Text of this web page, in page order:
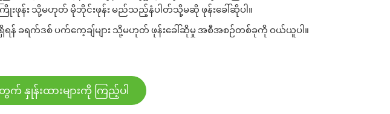
ြိုးဖုန်း သို့မဟုတ် မိုဘိုင်းဖုန်း မည်သည့်နံပါတ်သို့မဆို ဖုန်းခေါ်ဆိုပါ။
န် ခရက်ဒစ် ပက်ကေ့ချ်များ သို့မဟုတ် ဖုန်းခေါ်ဆိုမှု အစီအစဉ်တစ်ခုကို ဝယ်ယူပါ။
နှုန်းထားများကို ကြည့်ပါ